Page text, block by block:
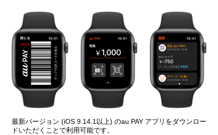
最新バージョン (iOS 9.14.1以上) のau PAY アプリをダウンロー
ドいただくことで利用可能です。